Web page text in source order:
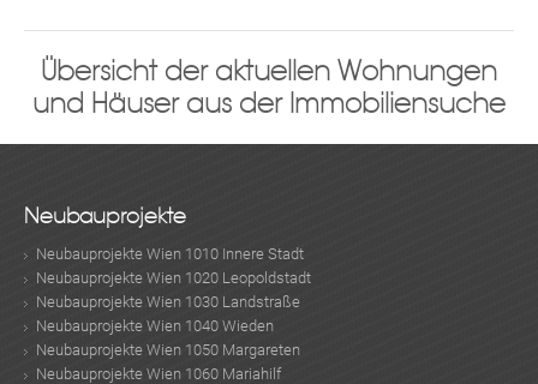
Übersicht der aktuellen Wohnungen
und Häuser aus der Immobiliensuche
Neubauprojekte
Neubauprojekte Wien 1010 Innere Stadt
Neubauprojekte Wien 1020 Leopoldstadt
Neubauprojekte Wien 1030 Landstraße
Neubauprojekte Wien 1040 Wieden
Neubauprojekte Wien 1050 Margareten
Neubauprojekte Wien 1060 Mariahilf